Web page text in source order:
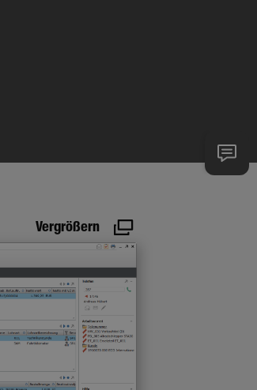
Vergrößern